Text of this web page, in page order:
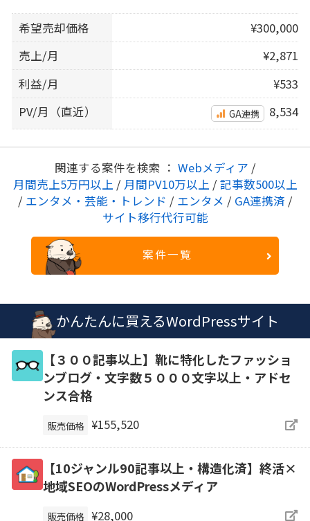
希望売却価格
¥300,000
売上/月
¥2,871
利益/月
¥533
PV/月（直近）
GA連携 8,534
関連する案件を検索 ： Webメディア /
月間売上5万円以上 / 月間PV10万以上 / 記事数500以上
/ エンタメ・芸能・トレンド / エンタメ / GA連携済 /
サイト移行代行可能
案件一覧
かんたんに買えるWordPressサイト
【３００記事以上】靴に特化したファッショ
ンブログ・文字数５０００文字以上・アドセ
ンス合格
販売価格 ¥155,520
【10ジャンル90記事以上・構造化済】終活×
地域SEOのWordPressメディア
販売価格 ¥28,000